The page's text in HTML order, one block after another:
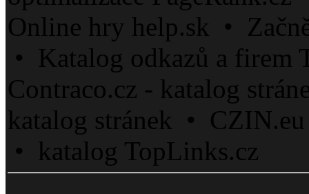
Online hry help.sk •
• Katalog odkazů a
Contraco.cz - katalog
katalog stránek •
• katalog TopLinks.cz